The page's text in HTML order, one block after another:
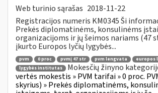
Web turinio sąrašas 2018-11-22
Registracijos numeris KM0345 Ši
Prekės diplomatinėms, konsulinėms
organizacijoms ir jų šeimos nariams (47
įkurto Europos lyčių lygybės...
pvm 0 proc pvmį 47 str pvm lengvata
europos
lygybės institutas
Mokesčių žinyno
vertės mokestis » PVM tarifai » 0 proc.
skyrius) » Prekės diplomatinėms,